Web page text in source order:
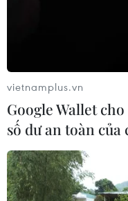
vietnamplus.vn
Google Wallet
số dư an toàn của